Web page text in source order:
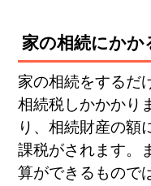
家の相続にかか
家の相続をするだ
相続税しかかかり
り、相続財産の額
課税がされます。
算ができるもので